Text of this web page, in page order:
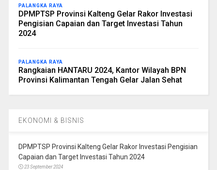
PALANGKA RAYA
DPMPTSP Provinsi Kalteng Gelar Rakor Investasi
Pengisian Capaian dan Target Investasi Tahun
2024
PALANGKA RAYA
Rangkaian HANTARU 2024, Kantor Wilayah BPN
Provinsi Kalimantan Tengah Gelar Jalan Sehat
EKONOMI & BISNIS
DPMPTSP Provinsi Kalteng Gelar Rakor Investasi Pengisian
Capaian dan Target Investasi Tahun 2024
23 September 2024